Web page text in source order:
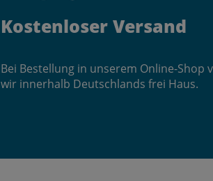
Kostenloser Versand
Bei Bestellung in unserem Online-Shop
wir innerhalb Deutschlands frei Haus.